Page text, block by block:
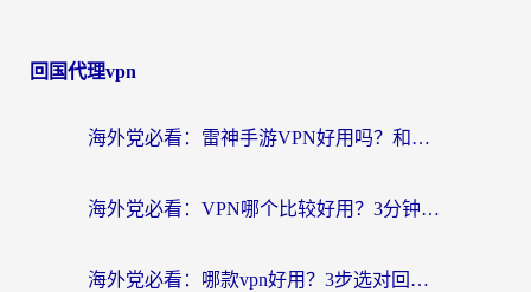
回国代理vpn
海外党必看：雷神手游VPN好用吗？和天速回国VPN对比哪个回国效果更好？附实用加速器选择指南
海外党必看：VPN哪个比较好用？3分钟找到适合你的回国加速方案
海外党必看：哪款vpn好用？3步选对回国加速器，无缝刷剧玩游戏